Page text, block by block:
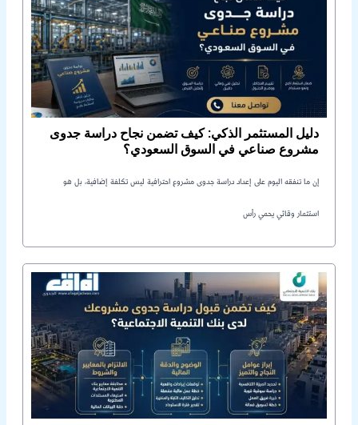
دليل المستثمر الذكي: كيف تضمن نجاح دراسة جدوى
مشروع صناعي في السوق السعودي؟
إن ما تنفقه اليوم على إعداد دراسة جدوى مشروع احترافية ليس تكلفة إضافية، بل هو
استثمار وقائي يحمي رأس